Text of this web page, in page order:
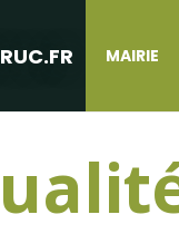
MAIRIE